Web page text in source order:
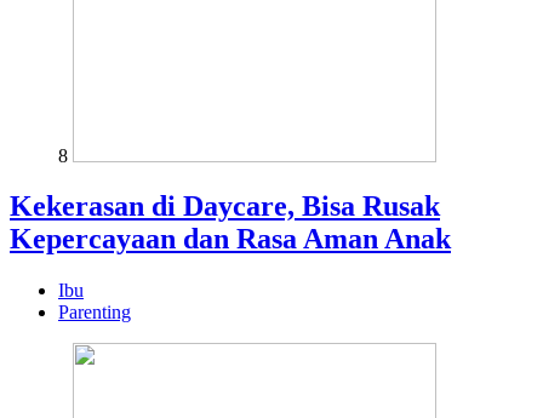
8
Kekerasan di Daycare, Bisa Rusak
Kepercayaan dan Rasa Aman Anak
Ibu
Parenting